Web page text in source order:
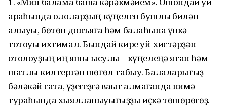
арҡаһында ололарҙың күңелен бушлыҡ биләп
алыуы, бөтөн донъяға һәм балаһына үпкә
тотоуы ихтимал. Бындай кире уй-хистәрҙән
ҡотолоуҙың иң яҡшы ысулы – күңелеңә ятҡан һәм
шатлыҡ килтергән шөғөл табыу. Балаларығыҙ
бәләкәй саҡта, үҙегеҙгә ваҡыт ҡалма­ғанда нимә
тураһында хыялланыуы­ғыҙҙы иҫкә төшөрөгөҙ.